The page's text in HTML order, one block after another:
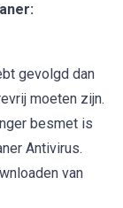
gevolgd dan
moeten zijn.
besmet is
Antivirus.
van